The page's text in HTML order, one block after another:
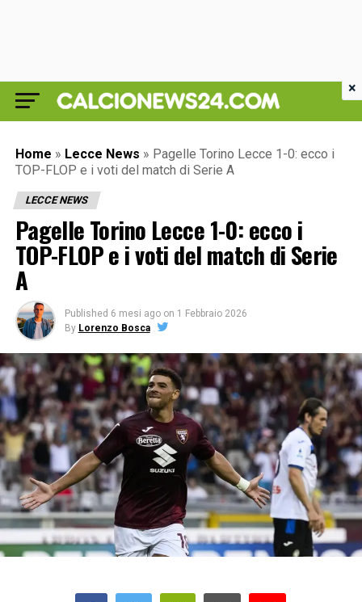
Home » Lecce News » Pagelle Torino Lecce 1-0: ecco i
TOP-FLOP e i voti del match di Serie A
LECCE NEWS
Pagelle Torino Lecce 1-0: ecco i
TOP-FLOP e i voti del match di Serie
A
Published 6 mesi ago on 1 Febbraio 2026
By Lorenzo Bosca
×